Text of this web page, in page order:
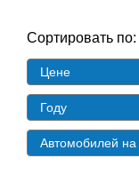
Сортировать по: